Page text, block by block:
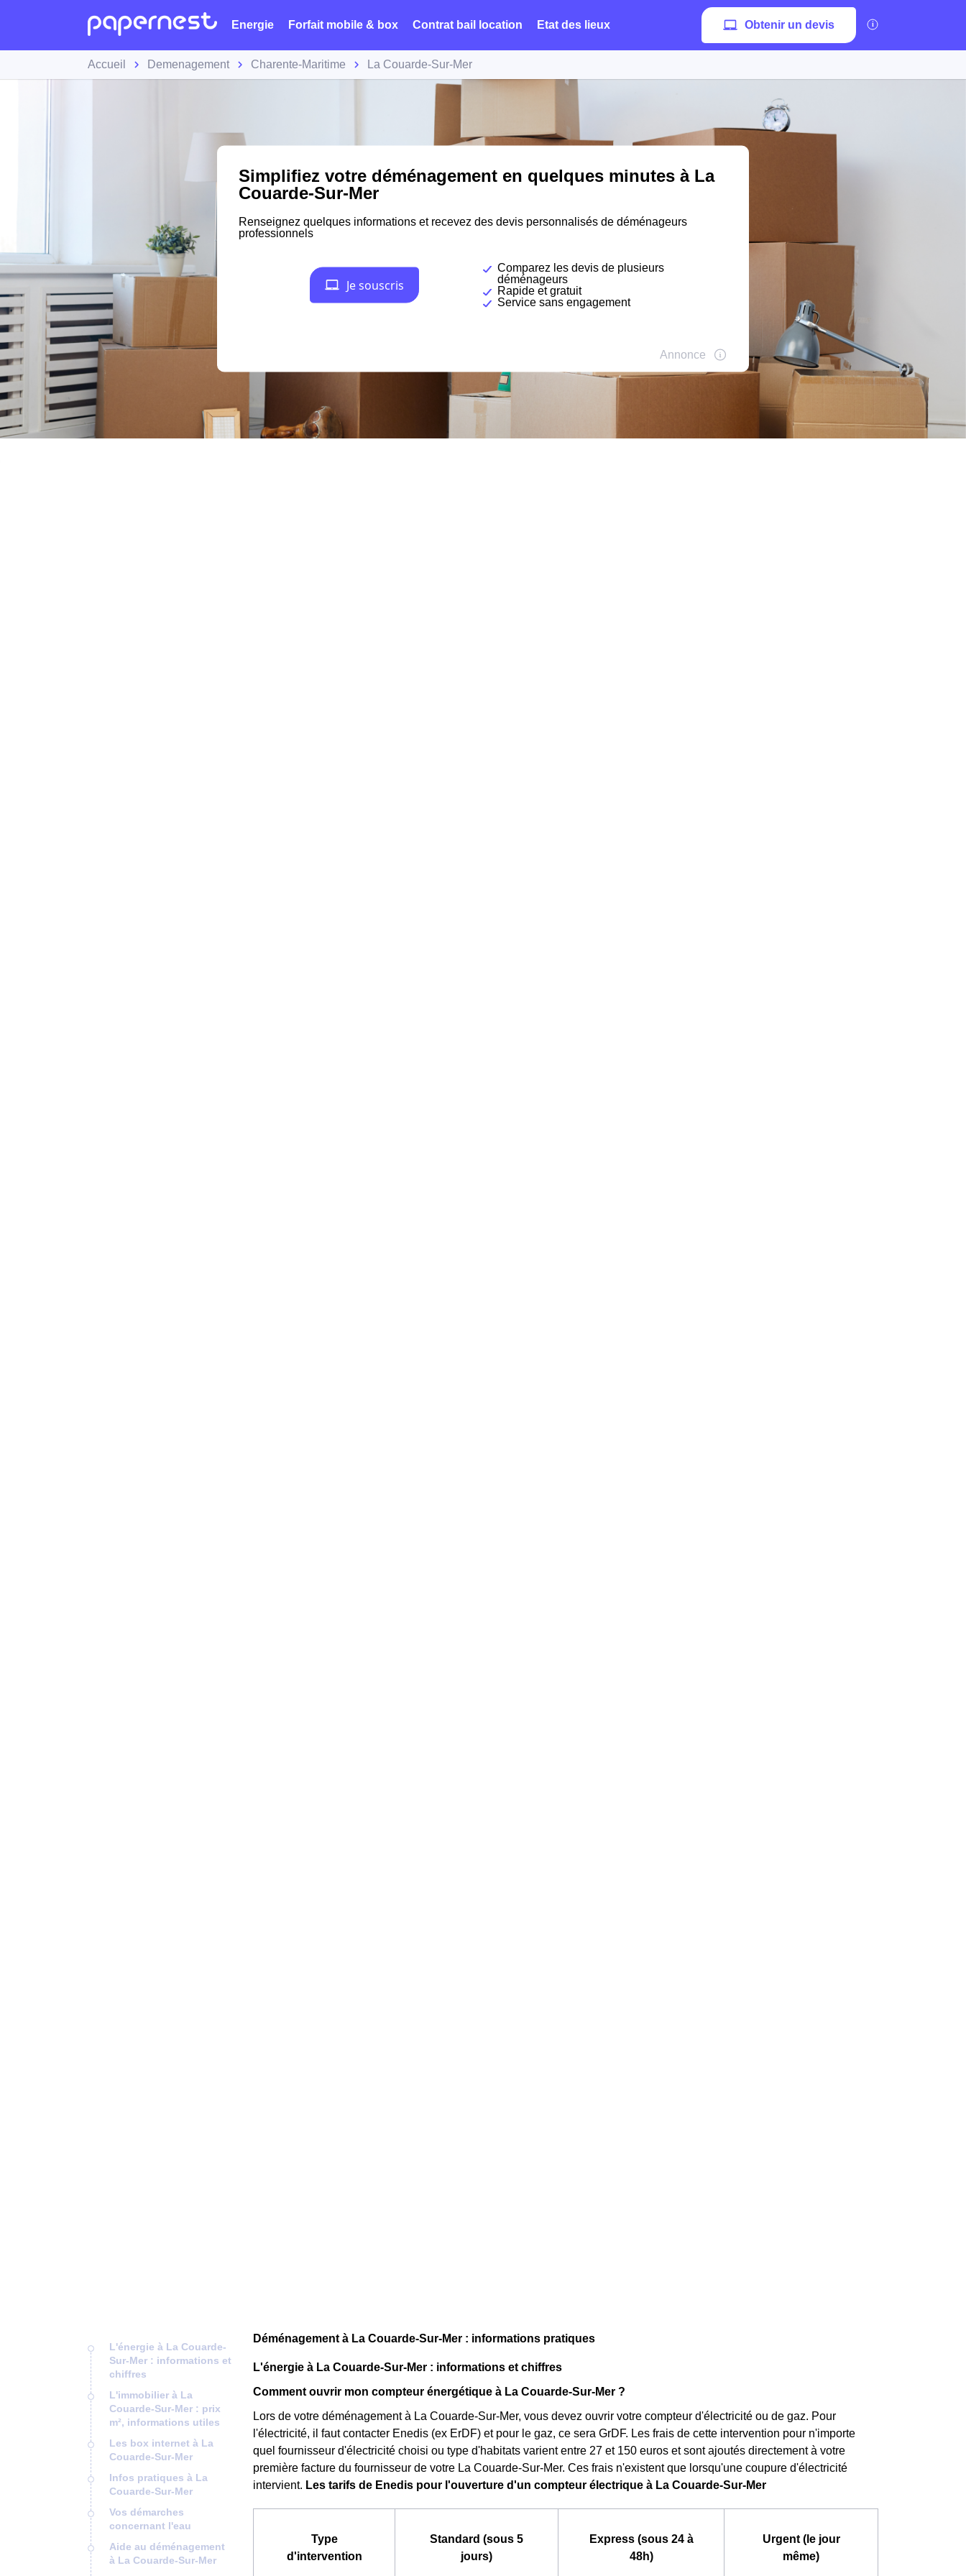
Energie Forfait mobile & box Contrat bail location Etat des lieux Obtenir un devis
Accueil Demenagement Charente-Maritime La Couarde-Sur-Mer
L'énergie à La Couarde-
Sur-Mer : informations et
chiffres
L'immobilier à La
Couarde-Sur-Mer : prix
m², informations utiles
Les box internet à La
Couarde-Sur-Mer
Infos pratiques à La
Couarde-Sur-Mer
Vos démarches
concernant l'eau
Aide au déménagement
à La Couarde-Sur-Mer
Déménagement à La Couarde-Sur-Mer : informations pratiques
L'énergie à La Couarde-Sur-Mer : informations et chiffres
Comment ouvrir mon compteur énergétique à La Couarde-Sur-Mer ?
Lors de votre déménagement à La Couarde-Sur-Mer, vous devez ouvrir votre compteur d'électricité ou de gaz. Pour
l'électricité, il faut contacter Enedis (ex ErDF) et pour le gaz, ce sera GrDF. Les frais de cette intervention pour n'importe
quel fournisseur d'électricité choisi ou type d'habitats varient entre 27 et 150 euros et sont ajoutés directement à votre
première facture du fournisseur de votre La Couarde-Sur-Mer. Ces frais n'existent que lorsqu'une coupure d'électricité
intervient. Les tarifs de Enedis pour l'ouverture d'un compteur électrique à La Couarde-Sur-Mer
Type
d'intervention
Standard (sous 5
jours)
Express (sous 24 à
48h)
Urgent (le jour
même)